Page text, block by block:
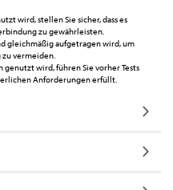
wird, stellen Sie sicher, dass es
zu gewährleisten.
gleichmäßig aufgetragen wird, um
vermeiden.
genutzt wird, führen Sie vorher Tests
Anforderungen erfüllt.